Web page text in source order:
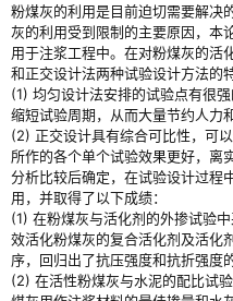
粉煤灰的利用是目前迫切需要解决
灰的利用受到限制的主要原因，本
用于注浆工程中。在对粉煤灰的活
和正交设计法两种试验设计方法的特
(1) 均匀设计法安排的试验点有很
缩短试验周期，从而大量节约人力
(2) 正交设计具有综合可比性，可
所作的各个单个试验效果更好，离
分析比较后确定，在试验设计过程
用，并取得了以下成绩：
(1) 在粉煤灰与活化剂的外掺试验
效活化粉煤灰的复合活化剂及活化
序，回归出了抗压强度和抗折强度
(2) 在活性粉煤灰与水泥的配比试